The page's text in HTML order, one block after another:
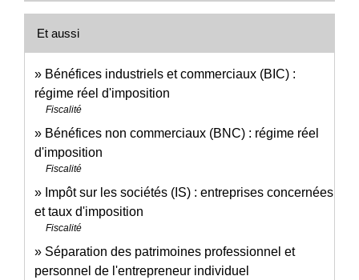
Et aussi
Bénéfices industriels et commerciaux (BIC) :
régime réel d'imposition
Fiscalité
Bénéfices non commerciaux (BNC) : régime réel
d'imposition
Fiscalité
Impôt sur les sociétés (IS) : entreprises concernées
et taux d'imposition
Fiscalité
Séparation des patrimoines professionnel et
personnel de l'entrepreneur individuel